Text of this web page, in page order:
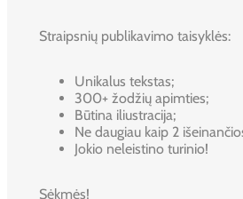
Straipsnių publikavimo taisyklės:
Unikalus tekstas;
300+ žodžių apimties;
Būtina iliustracija;
Ne daugiau kaip 2
Jokio neleistino turinio!
Sėkmės!